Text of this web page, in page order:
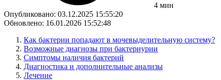
4 мин
Опубликовано: 03.12.2025 15:55:20
Обновлено: 16.01.2026 15:52:48
Как бактерии попадают в мочевыделительную систему?
Возможные диагнозы при бактериурии
Симптомы наличия бактерий
Диагностика и дополнительные анализы
Лечение